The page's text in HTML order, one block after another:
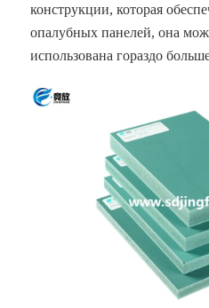
конструкции, которая
опалубных панелей, она
использована гораздо